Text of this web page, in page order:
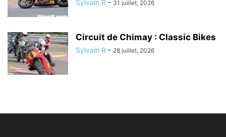
Sylvain R - 31 juillet, 2026
Circuit de Chimay : Classic Bikes
Sylvain R - 28 juillet, 2026